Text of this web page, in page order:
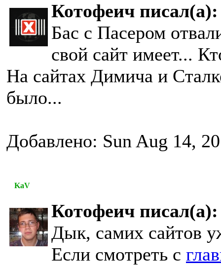
Котофеич писал(а):
Бас с Пасером
свой сайт имеет...
На сайтах Димича и
было...
Добавлено: Sun Aug 14,
KaV
Котофеич писал(а):
Дык, самих сайтов
Если смотреть с